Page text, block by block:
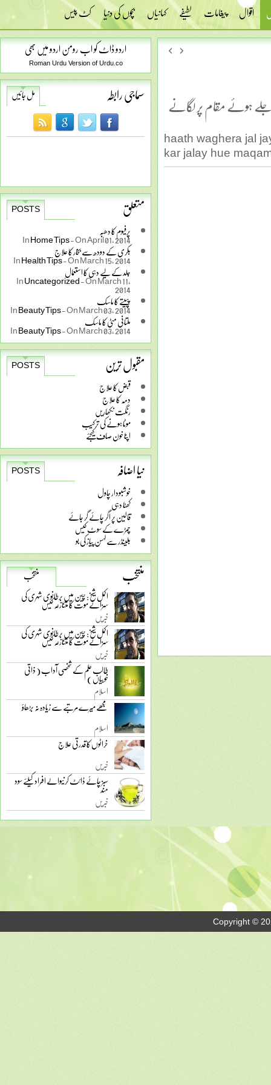
اقوال پیغامات لطیفے کہانیاں بچوں کی دنیا کٹ پیس
اردو ڈاٹ کو اب رومن اردو میں بھی
Roman Urdu Version of Urdu.co
سماجی رابطہ مل جائیں
متعلق
POSTS
پرفیوم کا دھبہ
InHome Tips-On April 01, 2014
بکری کے دودھ سے بخار کا علاج InHealth Tips-On March 15, 2014
جلد کے لیے دہی کا استعمال InUncategorized-On March 11,
2014
پپیتے کا ماسک InBeauty Tips-On March 03, 2014
ملتانی مٹی کا ماسک InBeauty Tips-On March 03, 2014
مقبول ترین
POSTS
قبض کا علاج
دمہ کا علاج
رنگت نکھاریں
موٹا ہونے کی ترکیب
اپنا خون صاف کیجئے
نیا اضافہ
POSTS
خوشبودار چاول
کھٹا دہی
قالین پر اگر چائے گر جائے
چمڑے کے سوٹ کیس
بلینڈر سے لہسن پیاز کی بو
منتخب
منتخب
اکمل شیخ: چین میں برطانوی شہری کی
سزائے موت کا متنازعہ کیس
خبریں
اکمل شیخ: چین میں برطانوی شہری کی
سزائے موت کا متنازعہ کیس
خبریں
طالب علم کے شخصی آداب ( ذاتی
خوبیاں )
اسلام
مجھے میرے مرتبے سے زیادہ نہ بڑھاؤ
اسلام
خراٹوں کا قدرتی علاج
خبریں
سبز چائے ڈائٹ کرنیوالے افراد کیلئے سود
مند
خبریں
ہوئے مقام پر لگانے
haath waghera jal
kar jalay hue
Copyright ©